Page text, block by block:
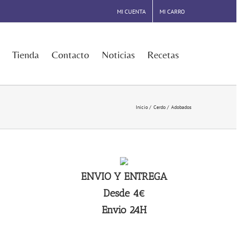
MI CUENTA MI CARRO
Tienda Contacto Noticias Recetas
Inicio Cerdo Adobados
ENVIO Y ENTREGA
Desde 4€
Envio 24H